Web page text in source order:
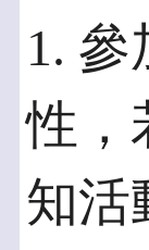
1.
性，
知活